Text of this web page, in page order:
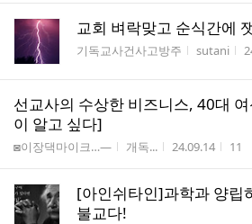
교회 벼락맞고 순식간에
게시판명
기독교사건사고방주 작성자
sutani
선교사의 수상한 비즈니스, 40대
이 알고 싶다]
게시판명
◙이장댁마이크…― 작성자
개독... 작성시간
24.09.14 조회
11
[아인쉬타인]과학과 양립
불교다!